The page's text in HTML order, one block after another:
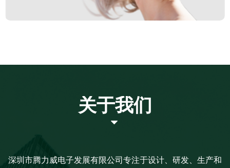
深圳市腾力威电子发展有限公司专注于设计、研发、生产和
뀓
关于我们